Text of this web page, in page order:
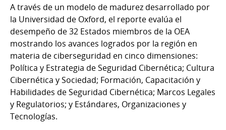
A través de un modelo de madurez desarrollado por
la Universidad de Oxford, el reporte evalúa el
desempeño de 32 Estados miembros de la OEA
mostrando los avances logrados por la región en
materia de ciberseguridad en cinco dimensiones:
Política y Estrategia de Seguridad Cibernética; Cultura
Cibernética y Sociedad; Formación, Capacitación y
Habilidades de Seguridad Cibernética; Marcos Legales
y Regulatorios; y Estándares, Organizaciones y
Tecnologías.